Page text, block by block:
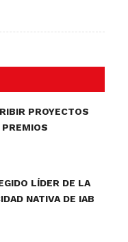
PROYECTOS
LÍDER DE LA
NATIVA DE IAB